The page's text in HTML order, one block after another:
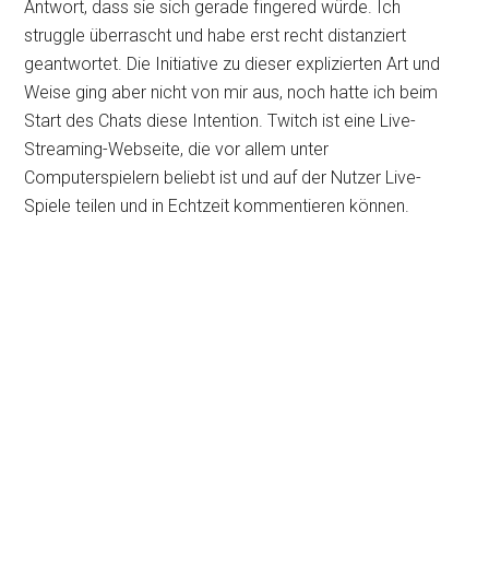
Antwort, dass sie sich gerade fingered würde. Ich
struggle überrascht und habe erst recht distanziert
geantwortet. Die Initiative zu dieser explizierten Art und
Weise ging aber nicht von mir aus, noch hatte ich beim
Start des Chats diese Intention. Twitch ist eine Live-
Streaming-Webseite, die vor allem unter
Computerspielern beliebt ist und auf der Nutzer Live-
Spiele teilen und in Echtzeit kommentieren können.